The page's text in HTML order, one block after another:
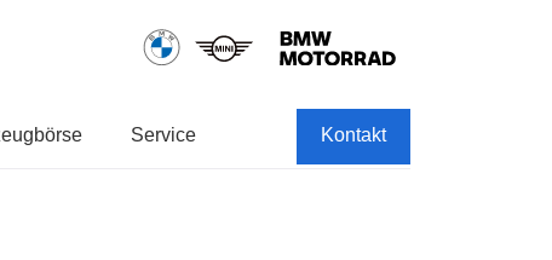
Service Kontakt